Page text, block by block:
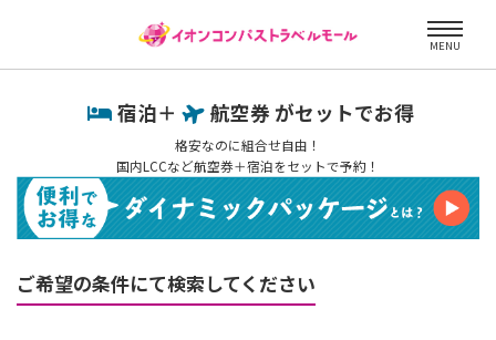
MENU
宿泊＋ 航空券 がセットでお得
格安なのに組合せ自由！
国内LCCなど航空券＋宿泊をセットで予約！
ご希望の条件にて検索してください